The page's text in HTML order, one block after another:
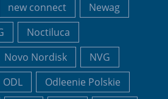
new connect
Newag
Noctiluca
Novo Nordisk
NVG
ODL
Odleenie Polskie